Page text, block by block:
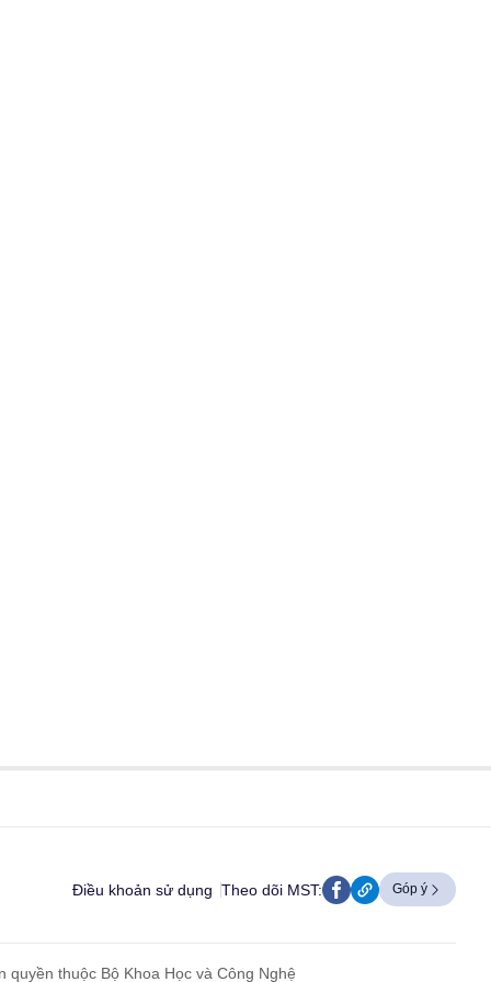
Điều khoản sử dụng Theo dõi MST: Góp ý
quyền thuộc Bộ Khoa Học và Công Nghệ